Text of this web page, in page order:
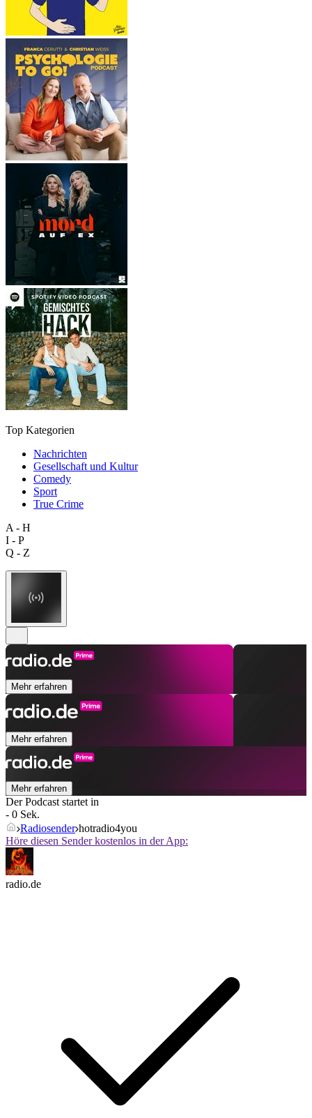
Top Kategorien
Nachrichten
Gesellschaft und Kultur
Comedy
Sport
True Crime
A - H
I - P
Q - Z
Mehr erfahren
Mehr erfahren
Mehr erfahren
Der Podcast startet in
- 0 Sek.
Radiosender hotradio4you
Höre diesen Sender kostenlos in der App:
radio.de